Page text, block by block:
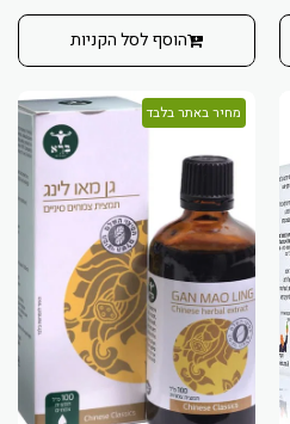
הוסף לסל הקניות
מחיר באתר בלבד